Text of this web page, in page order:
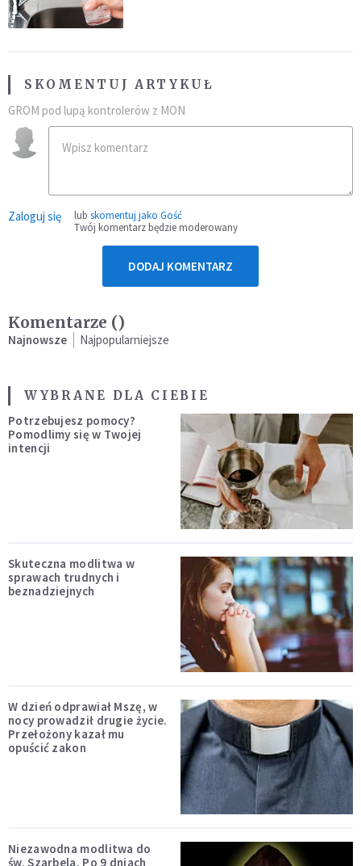
SKOMENTUJ ARTYKUŁ
GROM pod lupą kontrolerów z MON
Zaloguj się lub skomentuj jako Gość
Twój komentarz będzie moderowany
DODAJ KOMENTARZ
Komentarze ()
Najnowsze Najpopularniejsze
WYBRANE DLA CIEBIE
Potrzebujesz pomocy?
Pomodlimy się w Twojej
intencji
Skuteczna modlitwa w
sprawach trudnych i
beznadziejnych
W dzień odprawiał Mszę, w
nocy prowadził drugie życie.
Przełożony kazał mu
opuścić zakon
Niezawodna modlitwa do
św. Szarbela. Po 9 dniach